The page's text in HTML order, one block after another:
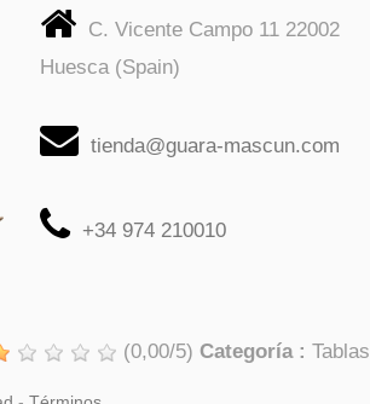
C. Vicente Campo 11 22002
Huesca (Spain)
tienda@guara-mascun.com
+34 974 210010
(0,00/5) Categoría : Tablas